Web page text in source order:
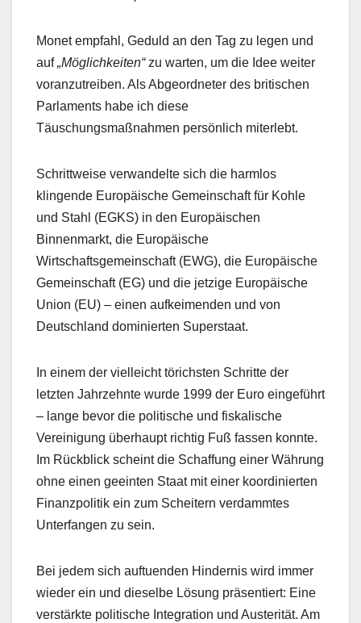
Monet empfahl, Geduld an den Tag zu legen und
auf„Möglichkeiten“zu warten, um die Idee weiter
voranzutreiben. Als Abgeordneter des britischen
Parlaments habe ich diese
Täuschungsmaßnahmen persönlich miterlebt.
Schrittweise verwandelte sich die harmlos
klingende Europäische Gemeinschaft für Kohle
und Stahl (EGKS) in den Europäischen
Binnenmarkt, die Europäische
Wirtschaftsgemeinschaft (EWG), die Europäische
Gemeinschaft (EG) und die jetzige Europäische
Union (EU) – einen aufkeimenden und von
Deutschland dominierten Superstaat.
In einem der vielleicht törichsten Schritte der
letzten Jahrzehnte wurde 1999 der Euro eingeführt
– lange bevor die politische und fiskalische
Vereinigung überhaupt richtig Fuß fassen konnte.
Im Rückblick scheint die Schaffung einer Währung
ohne einen geeinten Staat mit einer koordinierten
Finanzpolitik ein zum Scheitern verdammtes
Unterfangen zu sein.
Bei jedem sich auftuenden Hindernis wird immer
wieder ein und dieselbe Lösung präsentiert: Eine
verstärkte politische Integration und Austerität. Am